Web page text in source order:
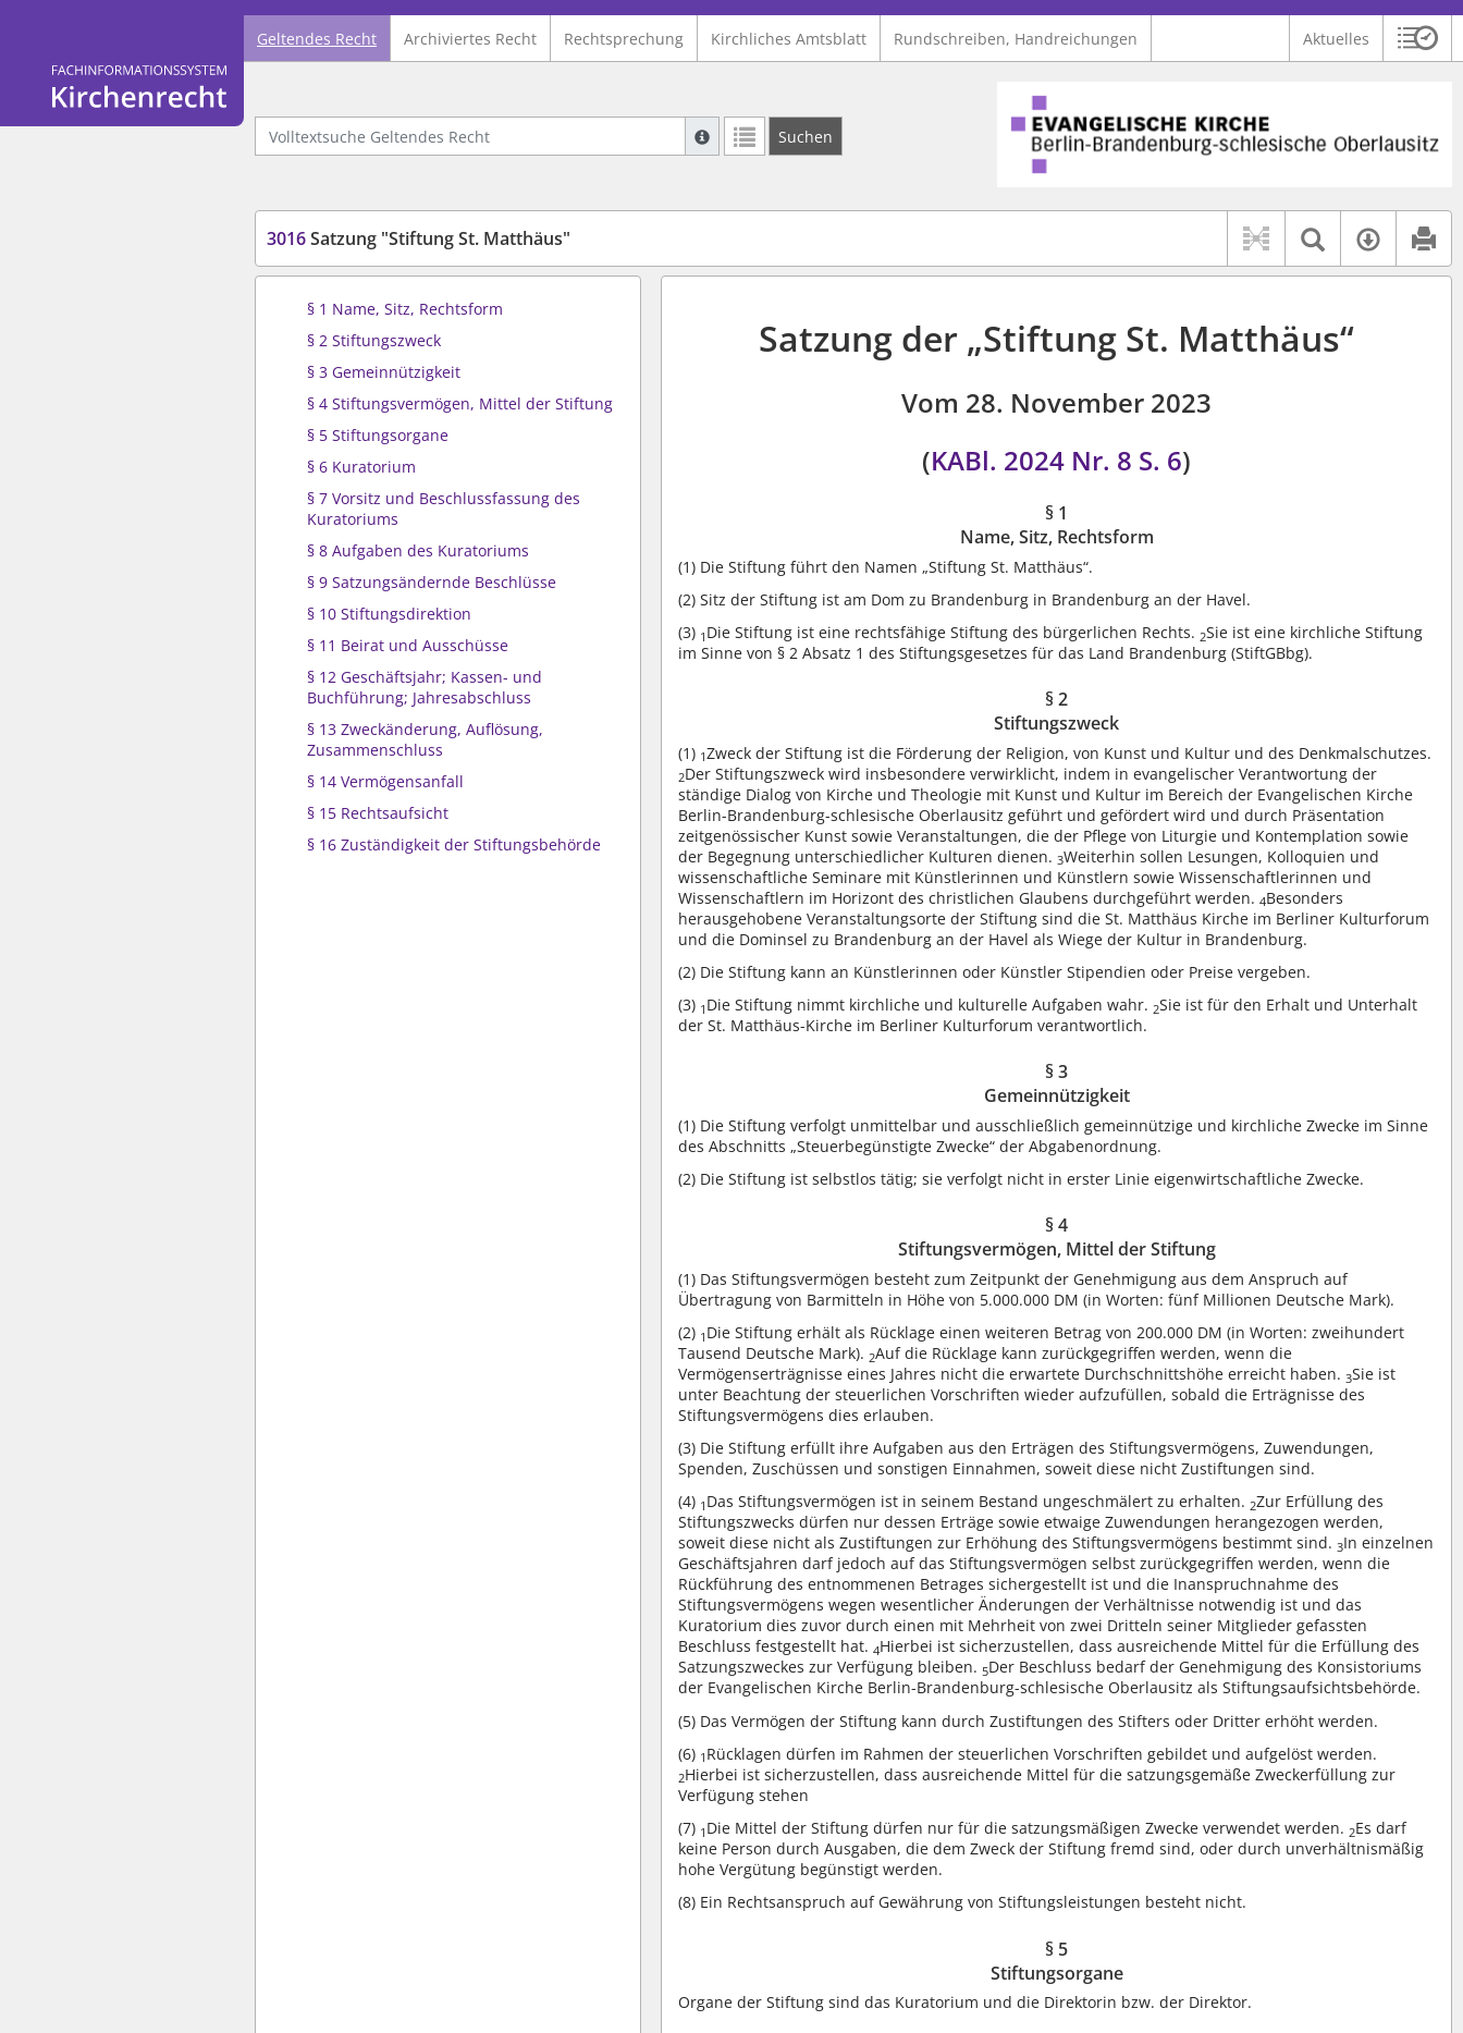
Logo Fachinformationssystem Kirchenrecht
Geltendes Recht Archiviertes Recht Rechtsprechung Kirchliches Amtsblatt Rundschreiben, Handreichungen Aktuelles
Volltextsuche Geltendes Recht
Suche mit Platzhalter "*", Bsp. Pfarrer*, findet auch: "Pfarrerinitiative" oder "Pfarrerausschuss".
Weitere Suchoperatoren finden Sie in unserer Hilfe.
Suchen
Logo Ev. Kirche Berlin-Brandenburg-schlesische Oberlausitz
3016Satzung "Stiftung St. Matthäus" Textsuche
§ 1 Name, Sitz, Rechtsform
§ 2 Stiftungszweck
§ 3 Gemeinnützigkeit
§ 4 Stiftungsvermögen, Mittel der Stiftung
§ 5 Stiftungsorgane
§ 6 Kuratorium
§ 7 Vorsitz und Beschlussfassung des
Kuratoriums
§ 8 Aufgaben des Kuratoriums
§ 9 Satzungsändernde Beschlüsse
§ 10 Stiftungsdirektion
§ 11 Beirat und Ausschüsse
§ 12 Geschäftsjahr; Kassen- und
Buchführung; Jahresabschluss
§ 13 Zweckänderung, Auflösung,
Zusammenschluss
§ 14 Vermögensanfall
§ 15 Rechtsaufsicht
§ 16 Zuständigkeit der Stiftungsbehörde
Satzung der „Stiftung St. Matthäus“
Vom 28. November 2023
(KABl. 2024 Nr. 8 S. 6)
§ 1
Name, Sitz, Rechtsform
(1) Die Stiftung führt den Namen „Stiftung St. Matthäus“.
(2) Sitz der Stiftung ist am Dom zu Brandenburg in Brandenburg an der Havel.
(3) 1 Die Stiftung ist eine rechtsfähige Stiftung des bürgerlichen Rechts. 2Sie ist eine kirchliche Stiftung
im Sinne von § 2 Absatz 1 des Stiftungsgesetzes für das Land Brandenburg (StiftGBbg).
§ 2
Stiftungszweck
(1) 1Zweck der Stiftung ist die Förderung der Religion, von Kunst und Kultur und des Denkmalschutzes.
2Der Stiftungszweck wird insbesondere verwirklicht, indem in evangelischer Verantwortung der
ständige Dialog von Kirche und Theologie mit Kunst und Kultur im Bereich der Evangelischen Kirche
Berlin-Brandenburg-schlesische Oberlausitz geführt und gefördert wird und durch Präsentation
zeitgenössischer Kunst sowie Veranstaltungen, die der Pflege von Liturgie und Kontemplation sowie
der Begegnung unterschiedlicher Kulturen dienen.3Weiterhin sollen Lesungen, Kolloquien und
wissenschaftliche Seminare mit Künstlerinnen und Künstlern sowie Wissenschaftlerinnen und
Wissenschaftlern im Horizont des christlichen Glaubens durchgeführt werden.4Besonders
herausgehobene Veranstaltungsorte der Stiftung sind die St. Matthäus Kirche im Berliner Kulturforum
und die Dominsel zu Brandenburg an der Havel als Wiege der Kultur in Brandenburg.
(2) Die Stiftung kann an Künstlerinnen oder Künstler Stipendien oder Preise vergeben.
(3) 1 Die Stiftung nimmt kirchliche und kulturelle Aufgaben wahr. 2Sie ist für den Erhalt und Unterhalt
der St. Matthäus-Kirche im Berliner Kulturforum verantwortlich.
§ 3
Gemeinnützigkeit
(1) Die Stiftung verfolgt unmittelbar und ausschließlich gemeinnützige und kirchliche Zwecke im Sinne
des Abschnitts „Steuerbegünstigte Zwecke“ der Abgabenordnung.
(2) Die Stiftung ist selbstlos tätig; sie verfolgt nicht in erster Linie eigenwirtschaftliche Zwecke.
§ 4
Stiftungsvermögen, Mittel der Stiftung
(1) Das Stiftungsvermögen besteht zum Zeitpunkt der Genehmigung aus dem Anspruch auf
Übertragung von Barmitteln in Höhe von 5.000.000 DM (in Worten: fünf Millionen Deutsche Mark).
(2) 1 Die Stiftung erhält als Rücklage einen weiteren Betrag von 200.000 DM (in Worten: zweihundert
Tausend Deutsche Mark). 2Auf die Rücklage kann zurückgegriffen werden, wenn die
Vermögenserträgnisse eines Jahres nicht die erwartete Durchschnittshöhe erreicht haben.3Sie ist
unter Beachtung der steuerlichen Vorschriften wieder aufzufüllen, sobald die Erträgnisse des
Stiftungsvermögens dies erlauben.
(3) Die Stiftung erfüllt ihre Aufgaben aus den Erträgen des Stiftungsvermögens, Zuwendungen,
Spenden, Zuschüssen und sonstigen Einnahmen, soweit diese nicht Zustiftungen sind.
(4) 1 Das Stiftungsvermögen ist in seinem Bestand ungeschmälert zu erhalten. 2Zur Erfüllung des
Stiftungszwecks dürfen nur dessen Erträge sowie etwaige Zuwendungen herangezogen werden,
soweit diese nicht als Zustiftungen zur Erhöhung des Stiftungsvermögens bestimmt sind.3In einzelnen
Geschäftsjahren darf jedoch auf das Stiftungsvermögen selbst zurückgegriffen werden, wenn die
Rückführung des entnommenen Betrages sichergestellt ist und die Inanspruchnahme des
Stiftungsvermögens wegen wesentlicher Änderungen der Verhältnisse notwendig ist und das
Kuratorium dies zuvor durch einen mit Mehrheit von zwei Dritteln seiner Mitglieder gefassten
Beschluss festgestellt hat.4Hierbei ist sicherzustellen, dass ausreichende Mittel für die Erfüllung des
Satzungszweckes zur Verfügung bleiben. 5Der Beschluss bedarf der Genehmigung des Konsistoriums
der Evangelischen Kirche Berlin-Brandenburg-schlesische Oberlausitz als Stiftungsaufsichtsbehörde.
(5) Das Vermögen der Stiftung kann durch Zustiftungen des Stifters oder Dritter erhöht werden.
(6) 1 Rücklagen dürfen im Rahmen der steuerlichen Vorschriften gebildet und aufgelöst werden.
2Hierbei ist sicherzustellen, dass ausreichende Mittel für die satzungsgemäße Zweckerfüllung zur
Verfügung stehen
(7) 1 Die Mittel der Stiftung dürfen nur für die satzungsmäßigen Zwecke verwendet werden. 2Es darf
keine Person durch Ausgaben, die dem Zweck der Stiftung fremd sind, oder durch unverhältnismäßig
hohe Vergütung begünstigt werden.
(8) Ein Rechtsanspruch auf Gewährung von Stiftungsleistungen besteht nicht.
§ 5
Stiftungsorgane
Organe der Stiftung sind das Kuratorium und die Direktorin bzw. der Direktor.